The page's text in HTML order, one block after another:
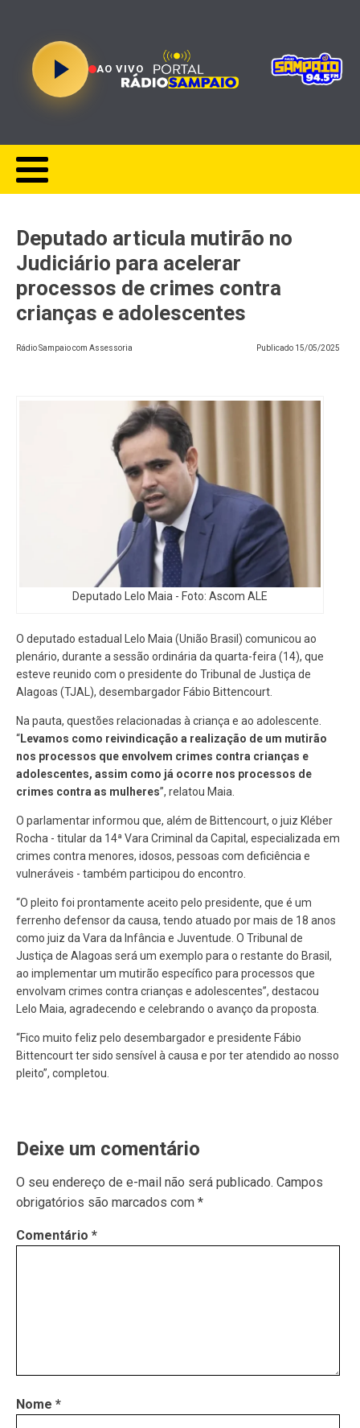
AO VIVO
Deputado articula mutirão no
Judiciário para acelerar
processos de crimes contra
crianças e adolescentes
Rádio Sampaio com Assessoria Publicado 15/05/2025
Deputado Lelo Maia - Foto: Ascom ALE
O deputado estadual Lelo Maia (União Brasil) comunicou ao
plenário, durante a sessão ordinária da quarta-feira (14), que
esteve reunido com o presidente do Tribunal de Justiça de
Alagoas (TJAL), desembargador Fábio Bittencourt.
Na pauta, questões relacionadas à criança e ao adolescente.
“Levamos como reivindicação a realização de um mutirão
nos processos que envolvem crimes contra crianças e
adolescentes, assim como já ocorre nos processos de
crimes contra as mulheres”, relatou Maia.
O parlamentar informou que, além de Bittencourt, o juiz Kléber
Rocha - titular da 14ª Vara Criminal da Capital, especializada em
crimes contra menores, idosos, pessoas com deficiência e
vulneráveis - também participou do encontro.
“O pleito foi prontamente aceito pelo presidente, que é um
ferrenho defensor da causa, tendo atuado por mais de 18 anos
como juiz da Vara da Infância e Juventude. O Tribunal de
Justiça de Alagoas será um exemplo para o restante do Brasil,
ao implementar um mutirão específico para processos que
envolvam crimes contra crianças e adolescentes”, destacou
Lelo Maia, agradecendo e celebrando o avanço da proposta.
“Fico muito feliz pelo desembargador e presidente Fábio
Bittencourt ter sido sensível à causa e por ter atendido ao nosso
pleito”, completou.
Deixe um comentário
O seu endereço de e-mail não será publicado. Campos
obrigatórios são marcados com *
Comentário *
Nome *